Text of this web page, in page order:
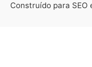
Construído para SEO